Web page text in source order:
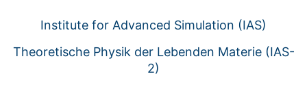
Institute for Advanced Simulation (IAS)
Theoretische Physik der Lebenden Materie (IAS-
2)